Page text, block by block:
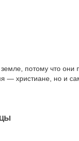
потому что они
— христиане, но и